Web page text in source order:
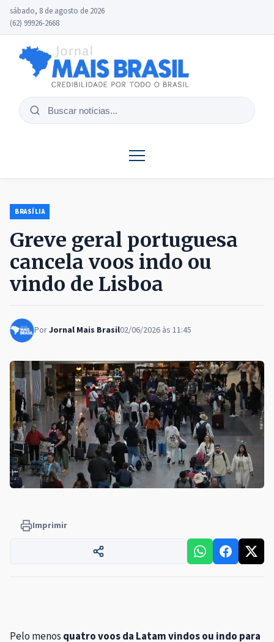
sábado, 8 de agosto de 2026
(62) 99926-2668
Buscar
BRASÍLIA
Greve geral portuguesa
cancela voos indo ou
vindo de Lisboa
PorJornal Mais Brasil02/06/2026 às 11:45
Imprimir
Pelo menos quatro voos da Latam vindos ou indo para